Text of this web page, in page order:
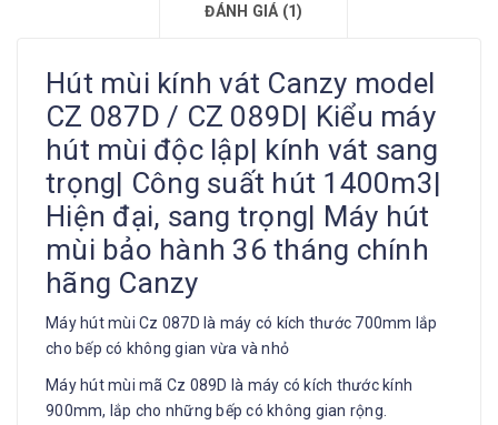
ĐÁNH GIÁ (1)
Hút mùi kính vát Canzy model
CZ 087D / CZ 089D| Kiểu máy
hút mùi độc lập| kính vát sang
trọng| Công suất hút 1400m3|
Hiện đại, sang trọng| Máy hút
mùi bảo hành 36 tháng chính
hãng Canzy
Máy hút mùi Cz 087D là máy có kích thước 700mm lắp
cho bếp có không gian vừa và nhỏ
Máy hút mùi mã Cz 089D là máy có kích thước kính
900mm, lắp cho những bếp có không gian rộng.